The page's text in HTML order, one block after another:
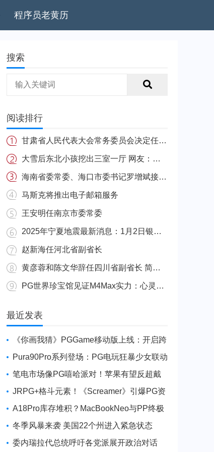
程序员老黄历
搜索
阅读排行
甘肃省人民代表大会常务委员会决定任免名单
大雪后东北小孩挖出三室一厅 网友：南方的娃很羡慕
海南省委常委、海口市委书记罗增斌接受中央纪委国家监委纪律审查和监察调查
马斯克将推出电子邮箱服务
王安明任南京市委常委
2025年宁夏地震最新消息：1月2日银川发生4.8级地震
赵新海任河北省副省长
黄彦蓉和陈文华辞任四川省副省长 简历资料照片
PG世界珍宝馆见证M4Max实力：心灵杀手2竟轻松跑出80FPS！
最近发表
《你画我猜》PGGame移动版上线：开启跨
平台互动新玩法
Pura90Pro系列登场：PG电玩狂暴少女联动
旗舰性能升级
笔电市场像PG嘻哈派对！苹果有望反超戴
尔进前三
JRPG+格斗元素！《Screamer》引爆PG资
讯手游新焦点
A18Pro库存堆积？MacBookNeo与PP终极
火焰狂潮意外同框
冬季风暴来袭 美国22个州进入紧急状态
委内瑞拉代总统呼吁各党派展开政治对话